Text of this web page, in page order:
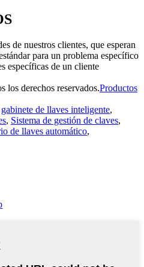
de nuestros clientes, que esperan
para un problema específico
específicas de un cliente
derechos reservados.Productos
gabinete de llaves inteligente,
, Sistema de gestión de claves,
de llaves automático,